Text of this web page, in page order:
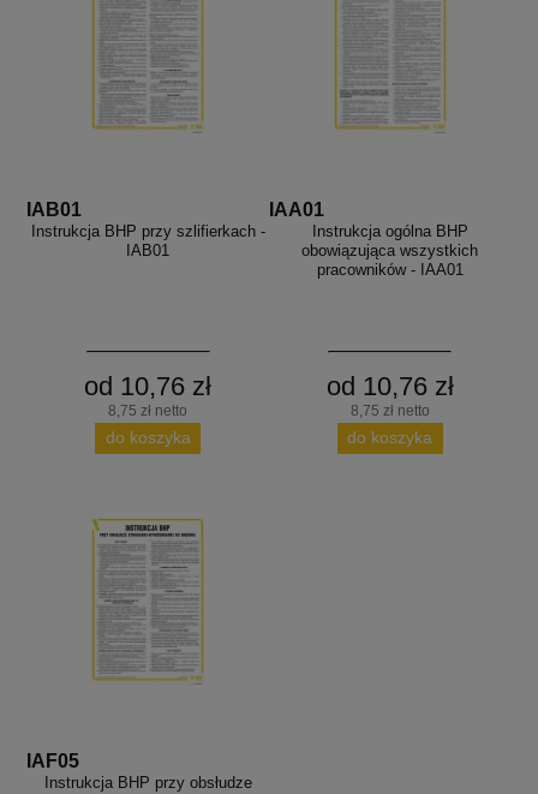
IAB01
Instrukcja BHP przy szlifierkach -
IAB01
od 10,76 zł
8,75 zł netto
do koszyka
IAA01
Instrukcja ogólna BHP
obowiązująca wszystkich
pracowników - IAA01
od 10,76 zł
8,75 zł netto
do koszyka
IAF05
Instrukcja BHP przy obsłudze